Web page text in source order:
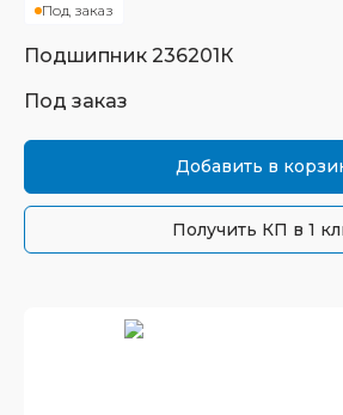
Под заказ
Подшипник 236201К
Под заказ
Добавить в
Получить КП в 1